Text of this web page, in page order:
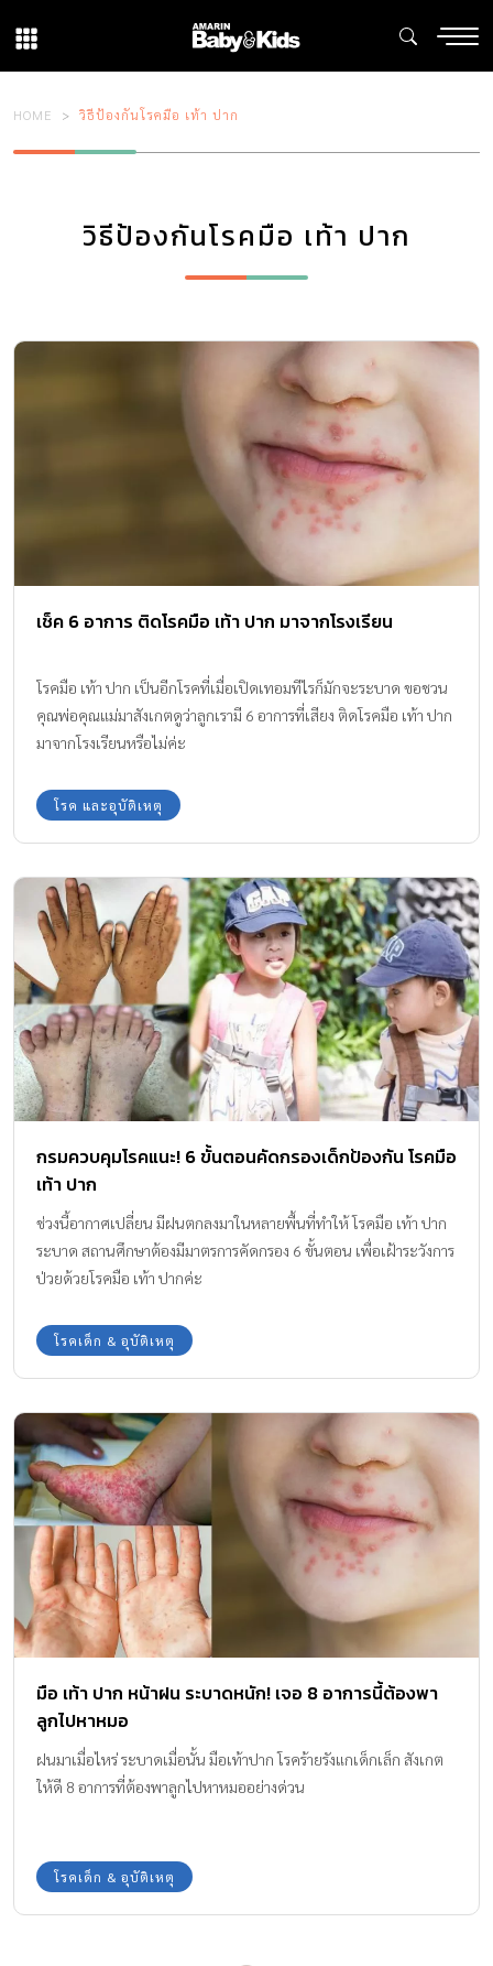
HOME วิธีป้องกันโรคมือ เท้า ปาก
วิธีป้องกันโรคมือ เท้า ปาก
เช็ค 6 อาการ ติดโรคมือ เท้า ปาก มาจากโรงเรียน
โรคมือ เท้า ปาก เป็นอีกโรคที่เมื่อเปิดเทอมทีไรก็มักจะระบาด ขอชวน
คุณพ่อคุณแม่มาสังเกตดูว่าลูกเรามี 6 อาการที่เสียง ติดโรคมือ เท้า ปาก
มาจากโรงเรียนหรือไม่ค่ะ
โรค และอุบัติเหตุ
กรมควบคุมโรคแนะ! 6 ขั้นตอนคัดกรองเด็กป้องกัน โรคมือ
เท้า ปาก
ช่วงนี้อากาศเปลี่ยน มีฝนตกลงมาในหลายพื้นที่ทำให้ โรคมือ เท้า ปาก
ระบาด สถานศึกษาต้องมีมาตรการคัดกรอง 6 ขั้นตอน เพื่อเฝ้าระวังการ
ป่วยด้วยโรคมือ เท้า ปากค่ะ
โรคเด็ก & อุบัติเหตุ
มือ เท้า ปาก หน้าฝน ระบาดหนัก! เจอ 8 อาการนี้ต้องพา
ลูกไปหาหมอ
ฝนมาเมื่อไหร่ ระบาดเมื่อนั้น มือเท้าปาก โรคร้ายรังแกเด็กเล็ก สังเกต
ให้ดี 8 อาการที่ต้องพาลูกไปหาหมออย่างด่วน
โรคเด็ก & อุบัติเหตุ